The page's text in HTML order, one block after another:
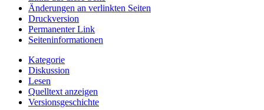
Änderungen an verlinkten Seiten
Druckversion
Permanenter Link
Seiten­­informationen
Kategorie
Diskussion
Lesen
Quelltext anzeigen
Versionsgeschichte